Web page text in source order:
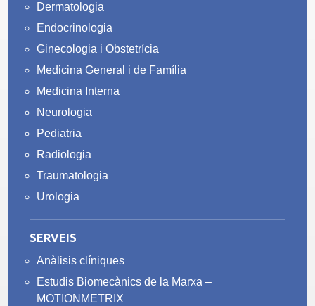
Dermatologia
Endocrinologia
Ginecologia i Obstetrícia
Medicina General i de Família
Medicina Interna
Neurologia
Pediatria
Radiologia
Traumatologia
Urologia
SERVEIS
Anàlisis clíniques
Estudis Biomecànics de la Marxa –
MOTIONMETRIX